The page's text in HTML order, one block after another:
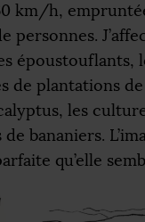
km/h,
personnes.
époustouflants,
de plantations
les
bananiers.
qu’elle